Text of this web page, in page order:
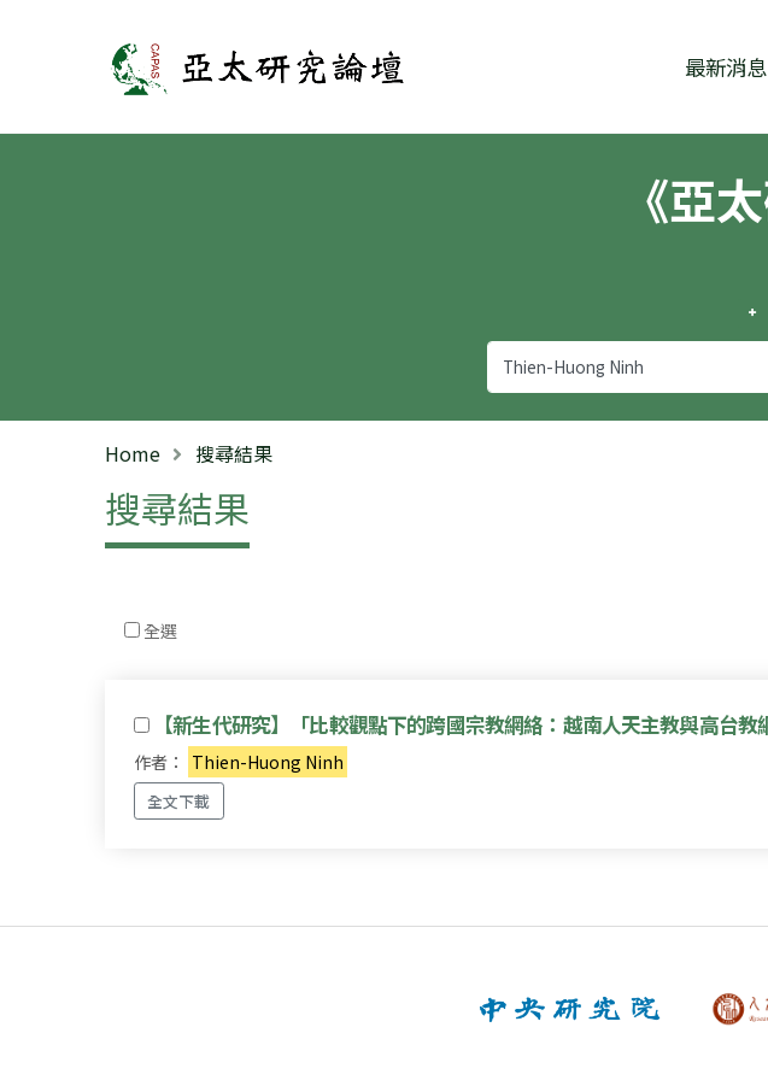
亞太研究論壇 最新消息
《亞
Home 搜尋結果
搜尋結果
全選
【新生代研究】「比較觀點下的跨國宗教網絡：越南人天主教與高台
作者： Thien-Huong Ninh
全文下載